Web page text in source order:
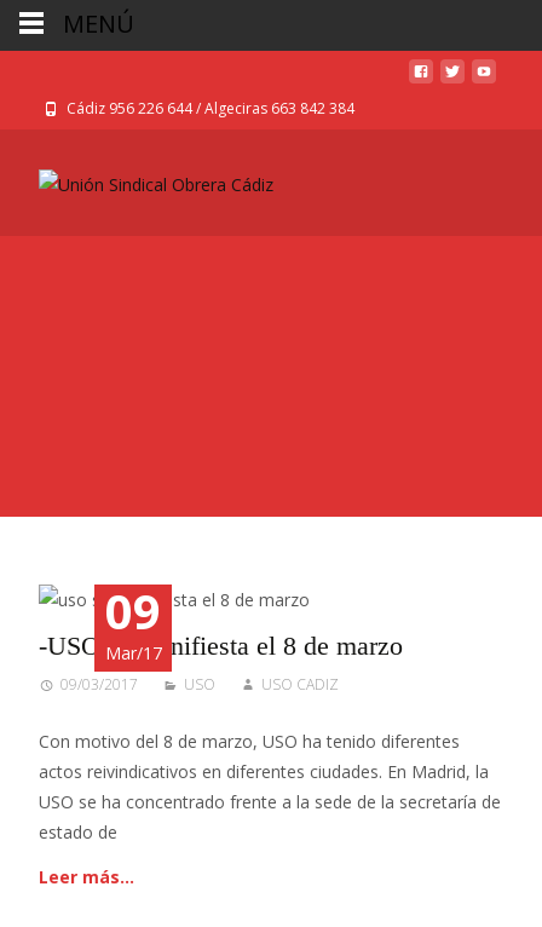
Cádiz 956 226 644 / Algeciras 663 842 384
09
Mar/17
-USO se manifiesta el 8 de marzo
09/03/2017 USO USO CADIZ
Con motivo del 8 de marzo, USO ha tenido diferentes
actos reivindicativos en diferentes ciudades. En Madrid, la
USO se ha concentrado frente a la sede de la secretaría de
estado de
Leer más…
MENÚ